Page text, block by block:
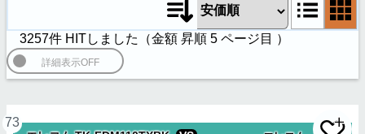
3257件 HITしました（金額 昇順 5 ページ目 ）
73